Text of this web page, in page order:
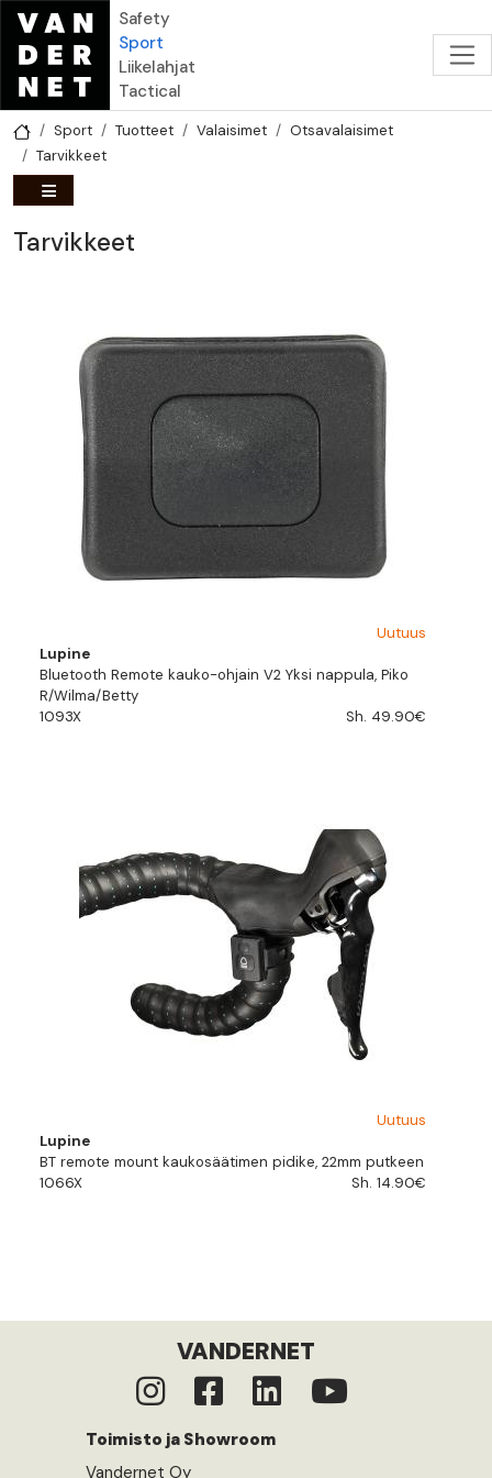
Hyppää pääsisältöön
Safety
Sport
Liikelahjat
Tactical
Sport Tuotteet Valaisimet
Otsavalaisimet
Tarvikkeet
Tarvikkeet
Uutuus
Lupine
Bluetooth Remote kauko-ohjain V2 Yksi nappula, Piko
R/Wilma/Betty
1093X
Sh. 49.90€
Uutuus
Lupine
BT remote mount kaukosäätimen pidike, 22mm putkeen
1066X
Sh. 14.90€
VANDERNET
Toimisto ja Showroom
Vandernet Oy